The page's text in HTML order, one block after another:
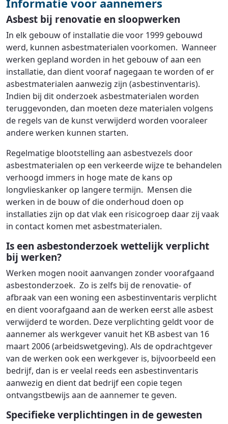
Asbest bij renovatie en sloopwerken
In elk gebouw of installatie die voor 1999 gebouwd
werd, kunnen asbestmaterialen voorkomen. Wanneer
werken gepland worden in het gebouw of aan een
installatie, dan dient vooraf nagegaan te worden of er
asbestmaterialen aanwezig zijn (asbestinventaris).
Indien bij dit onderzoek asbestmaterialen worden
teruggevonden, dan moeten deze materialen volgens
de regels van de kunst verwijderd worden vooraleer
andere werken kunnen starten.
Regelmatige blootstelling aan asbestvezels door
asbestmaterialen op een verkeerde wijze te behandelen
verhoogd immers in hoge mate de kans op
longvlieskanker op langere termijn. Mensen die
werken in de bouw of die onderhoud doen op
installaties zijn op dat vlak een risicogroep daar zij vaak
in contact komen met asbestmaterialen.
Is een asbestonderzoek wettelijk verplicht
bij werken?
Werken mogen nooit aanvangen zonder voorafgaand
asbestonderzoek. Zo is zelfs bij de renovatie- of
afbraak van een woning een asbestinventaris verplicht
en dient voorafgaand aan de werken eerst alle asbest
verwijderd te worden. Deze verplichting geldt voor de
aannemer als werkgever vanuit het KB asbest van 16
maart 2006 (arbeidswetgeving). Als de opdrachtgever
van de werken ook een werkgever is, bijvoorbeeld een
bedrijf, dan is er veelal reeds een asbestinventaris
aanwezig en dient dat bedrijf een copie tegen
ontvangstbewijs aan de aannemer te geven.
Specifieke verplichtingen in de gewesten